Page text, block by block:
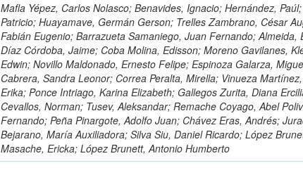
Mafla Yépez, Carlos Nolasco; Benavides, Ignacio; Hernández,
Patricio; Huayamave, Germán Gerson; Trelles Zambrano, César
Fabián Eugenio; Barrazueta Samaniego, Juan Fernando; Almeida,
Díaz Córdoba, Jaime; Coba Molina, Edisson; Moreno Gavilanes,
Edwin; Novillo Maldonado, Ernesto Felipe; Espinoza Galarza,
Cabrera, Sandra Leonor; Correa Peralta, Mirella; Vinueza
Erika; Ponce Intriago, Karina Elizabeth; Gallegos Zurita, Diana
Cevallos, Norman; Tusev, Aleksandar; Remache Coyago, Abel
Fernando; Peña Pinargote, Adolfo Juan; Chávez Eras, Andrés;
Bejarano, María Auxiliadora; Silva Siu, Daniel Ricardo; López
Masache, Ericka; López Brunett, Antonio Humberto